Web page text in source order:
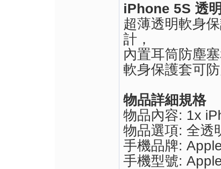
iPhone 5S 透
超薄透明軟身
計，
內置耳筒防塵
軟身保護套可
物品詳細規格
物品內容: 1x
物品選項: 全透
手機品牌:
手機型號: